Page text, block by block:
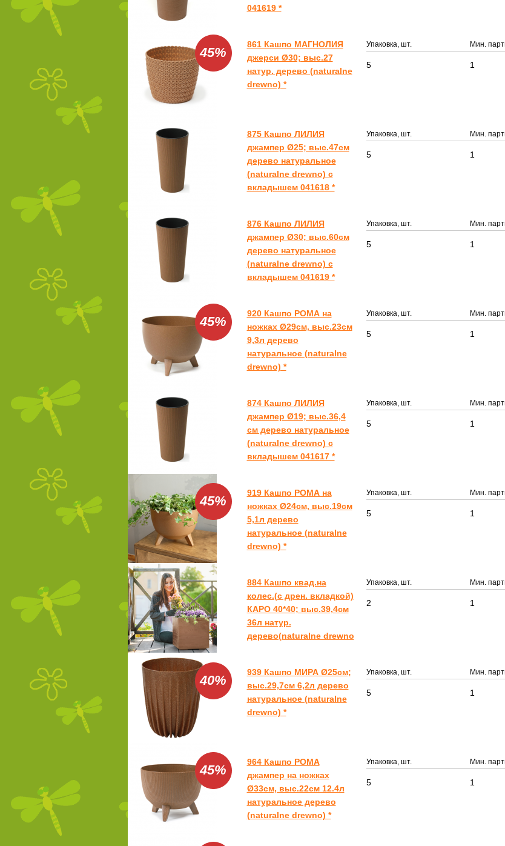
041619 *
45%
861 Кашпо МАГНОЛИЯ
джерси Ø30; выс.27
натур. дерево (naturalne
drewno) *
Упаковка, шт. Мин.
5 1
875 Кашпо ЛИЛИЯ
джампер Ø25; выс.47см
дерево натуральное
(naturalne drewno) с
вкладышем 041618 *
Упаковка, шт. Мин.
5 1
876 Кашпо ЛИЛИЯ
джампер Ø30; выс.60см
дерево натуральное
(naturalne drewno) с
вкладышем 041619 *
Упаковка, шт. Мин.
5 1
45%
920 Кашпо РОМА на
ножках Ø29см, выс.23см
9,3л дерево
натуральное (naturalne
drewno) *
Упаковка, шт. Мин.
5 1
874 Кашпо ЛИЛИЯ
джампер Ø19; выс.36,4
см дерево натуральное
(naturalne drewno) с
вкладышем 041617 *
Упаковка, шт. Мин.
5 1
45%
919 Кашпо РОМА на
ножках Ø24см, выс.19см
5,1л дерево
натуральное (naturalne
drewno) *
Упаковка, шт. Мин.
5 1
884 Кашпо квад.на
колес.(с дрен. вкладкой)
КАРО 40*40; выс.39,4см
36л натур.
дерево(naturalne drewno
Упаковка, шт. Мин.
2 1
40%
939 Кашпо МИРА Ø25см;
выс.29,7см 6,2л дерево
натуральное (naturalne
drewno) *
Упаковка, шт. Мин.
5 1
45%
964 Кашпо РОМА
джампер на ножках
Ø33см, выс.22см 12.4л
натуральное дерево
(naturalne drewno) *
Упаковка, шт. Мин.
5 1